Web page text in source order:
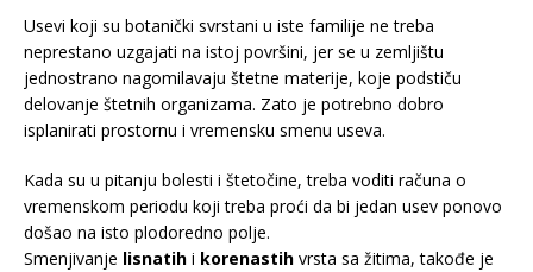
Usevi koji su botanički svrstani u iste familije ne treba
neprestano uzgajati na istoj površini, jer se u zemljištu
jednostrano nagomilavaju štetne materije, koje podstiču
delovanje štetnih organizama. Zato je potrebno dobro
isplanirati prostornu i vremensku smenu useva.
Kada su u pitanju bolesti i štetočine, treba voditi računa o
vremenskom periodu koji treba proći da bi jedan usev ponovo
došao na isto plodoredno polje.
Smenjivanje lisnatih i korenastih vrsta sa žitima, takođe je